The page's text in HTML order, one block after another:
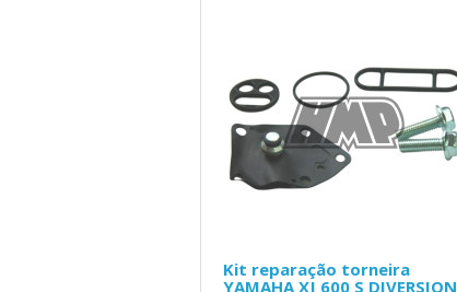
Kit reparação torneira
YAMAHA XJ 600 S DIVERSION